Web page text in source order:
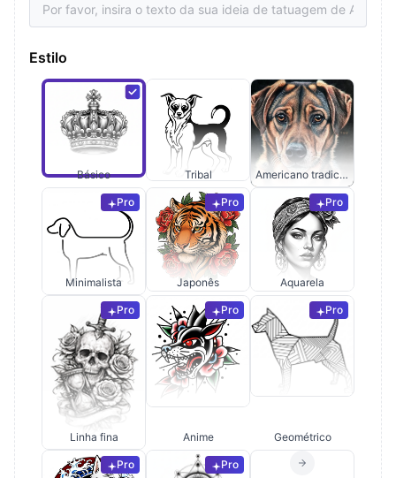
Estilo
Básico Tribal Americano tradicional
Pro
Minimalista
Pro
Japonês
Pro
Aquarela
Pro
Linha fina
Pro
Anime
Pro
Geométrico
Pro Pro